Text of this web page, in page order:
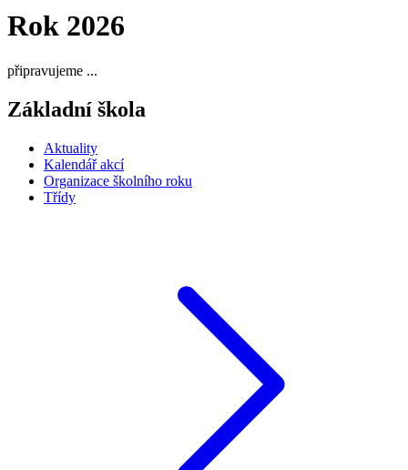
Rok 2026
připravujeme ...
Základní škola
Aktuality
Kalendář akcí
Organizace školního roku
Třídy